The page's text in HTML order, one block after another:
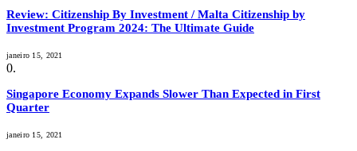
Review: Citizenship By Investment / Malta Citizenship by
Investment Program 2024: The Ultimate Guide
janeiro 15, 2021
Singapore Economy Expands Slower Than Expected in First
Quarter
janeiro 15, 2021